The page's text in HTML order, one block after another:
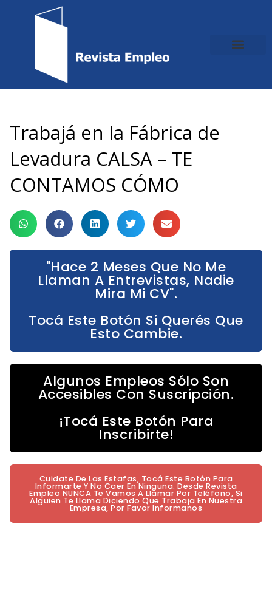
Trabajá en la Fábrica de
Levadura CALSA – TE
CONTAMOS CÓMO
"Hace 2 Meses Que No Me
Llaman A Entrevistas, Nadie
Mira Mi CV".
Tocá Este Botón Si Querés Que
Esto Cambie.
Algunos Empleos Sólo Son
Accesibles Con Suscripción.
¡Tocá Este Botón Para
Inscribirte!
Cuidate De Las Estafas, Tocá Este Botón Para
Informarte Y No Caer En Ninguna. Desde Revista
Empleo NUNCA Te Vamos A Llamar Por Teléfono, Si
Alguien Te Llama Diciendo Que Trabaja En Nuestra
Empresa, Por Favor Informanos